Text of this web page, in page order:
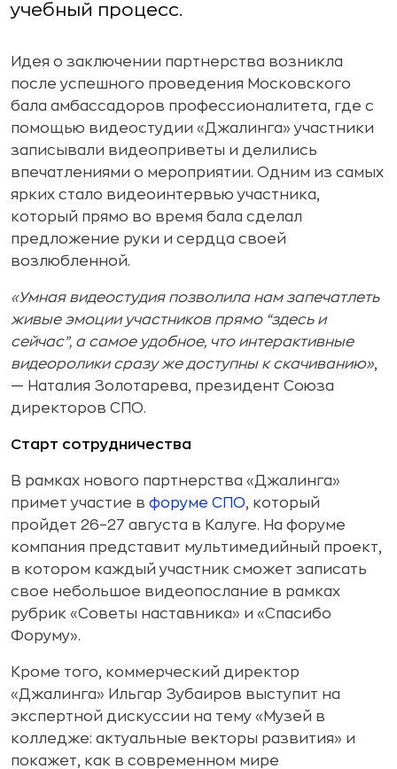
учебный процесс.
Идея о заключении партнерства возникла
после успешного проведения Московского
бала амбассадоров профессионалитета, где с
помощью видеостудии «Джалинга» участники
записывали видеоприветы и делились
впечатлениями о мероприятии. Одним из самых
ярких стало видеоинтервью участника,
который прямо во время бала сделал
предложение руки и сердца своей
возлюбленной.
«Умная видеостудия позволила нам запечатлеть
живые эмоции участников прямо “здесь и
сейчас”, а самое удобное, что интерактивные
видеоролики сразу же доступны к скачиванию»,
— Наталия Золотарева, президент Союза
директоров СПО.
Старт сотрудничества
В рамках нового партнерства «Джалинга»
примет участие в форуме СПО, который
пройдет 26–27 августа в Калуге. На форуме
компания представит мультимедийный проект,
в котором каждый участник сможет записать
свое небольшое видеопослание в рамках
рубрик «Советы наставника» и «Спасибо
Форуму».
Кроме того, коммерческий директор
«Джалинга» Ильгар Зубаиров выступит на
экспертной дискуссии на тему «Музей в
колледже: актуальные векторы развития» и
покажет, как в современном мире